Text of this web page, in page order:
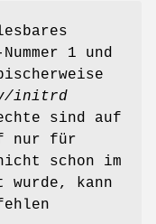
1 und
initrd
sind auf
nur für
schon im
wurde, kann